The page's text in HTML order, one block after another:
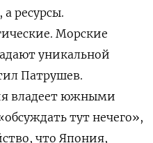
ресурсы.
Морские
уникальной
Патрушев.
владеет южными
тут нечего»,
что Япония,